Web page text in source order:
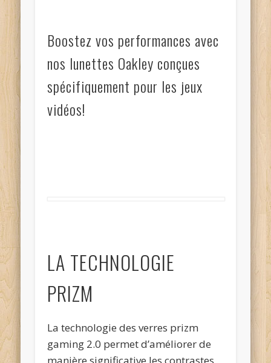
Boostez vos performances avec
nos lunettes Oakley conçues
spécifiquement pour les jeux
vidéos!
LA TECHNOLOGIE
PRIZM
La technologie des verres prizm
gaming 2.0 permet d’améliorer de
manière significative les contrastes